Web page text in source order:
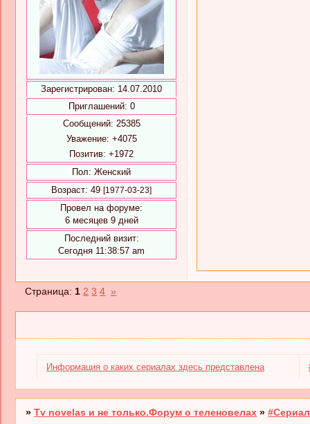
Зарегистрирован: 14.07.2010
Приглашений: 0
Сообщений: 25385
Уважение: +4075
Позитив: +1972
Пол: Женский
Возраст: 49 [1977-03-23]
Провел на форуме:
6 месяцев 9 дней
Последний визит:
Сегодня 11:38:57 am
Страница:1 2 3 4 »
Информация о каких сериалах здесь представлена
»Tv novelas и не только.Форум о теленовелах »